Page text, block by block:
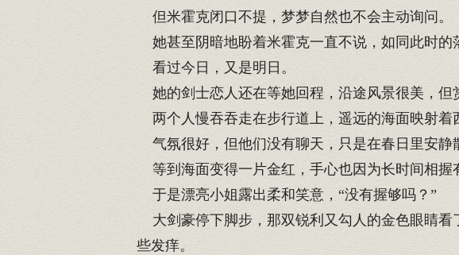
但米霍克闭口不提，梦梦自然也不会主动询问。
她甚至阴暗地盼着米霍克一直不说，如同此时的
看过今日，又是明日。
她的剑士恋人还在等她回程，沿途风景很美，但
两个人慢吞吞走在步行道上，遥远的海面映射着
气氛很好，但他们没有聊天，只是在春日里安静
等到海面变得一片金红，手心也因为长时间相握
于是漂亮小姐露出柔和笑意，“没有握够吗？”
大剑豪停下脚步，那双锐利又勾人的金色眼睛看
些发痒。